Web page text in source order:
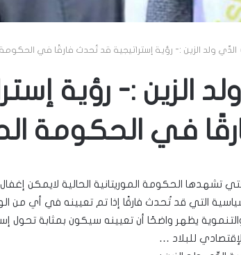
الدِّي ولد الزين :- رؤية إستراتيجية قد تُحدث فارقًا في
الزين :- رؤية
في الحكومة
تشهدها الحكومة الموريتانية الحالية لايمكن إغفال
التي قد تُحدث فارقًا إذا تم تعيينه في أي من
والتنموية يظهر واضحًا أن تعيينه سيكون بمثابة
للبلاد …